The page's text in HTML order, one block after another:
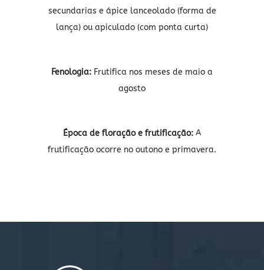
secundarias e ápice lanceolado (forma de
lança) ou apiculado (com ponta curta)
Fenologia: Frutifica nos meses de maio a
agosto
Época de floração e frutificação: A
frutificação ocorre no outono e primavera.